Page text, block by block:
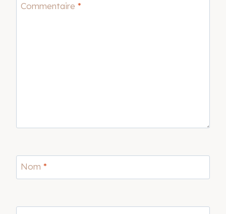
Commentaire *
Nom *